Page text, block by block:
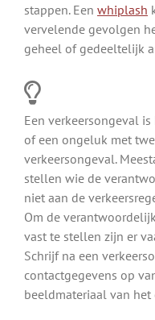
stappen. Een whiplash
vervelende gevolgen
geheel of gedeeltelijk
Een verkeersongeval
of een ongeluk met
verkeersongeval.
stellen wie de
niet aan de
Om de
vast te stellen zijn er
Schrijf na een
contactgegevens op
beeldmateriaal van